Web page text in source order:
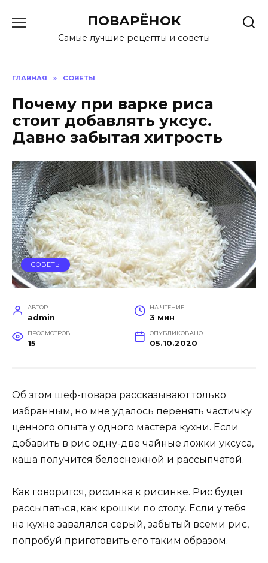
содержанию
ПОВАРЁНОК
Самые лучшие рецепты и советы
ГЛАВНАЯ » СОВЕТЫ
Почему при варке риса
стоит добавлять уксус.
Давно забытая хитрость
СОВЕТЫ
АВТОР
admin
НА ЧТЕНИЕ
3 мин
ПРОСМОТРОВ
15
ОПУБЛИКОВАНО
05.10.2020
Об этом шеф-повара рассказывают только
избранным, но мне удалось перенять частичку
ценного опыта у одного мастера кухни. Если
добавить в рис одну-две чайные ложки уксуса,
каша получится белоснежной и рассыпчатой.
Как говорится, рисинка к рисинке. Рис будет
рассыпаться, как крошки по столу. Если у тебя
на кухне завалялся серый, забытый всеми рис,
попробуй приготовить его таким образом.